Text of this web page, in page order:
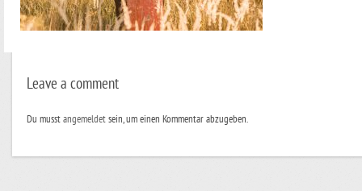
Leave a comment
Du musstangemeldetsein, um einen Kommentar abzugeben.